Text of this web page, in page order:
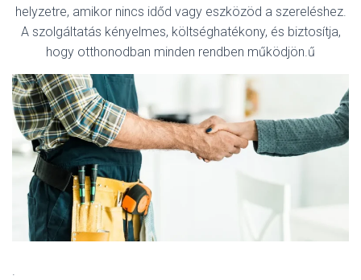
helyzetre, amikor nincs időd vagy eszközöd a szereléshez.
A szolgáltatás kényelmes, költséghatékony, és biztosítja,
hogy otthonodban minden rendben működjön.ű
.